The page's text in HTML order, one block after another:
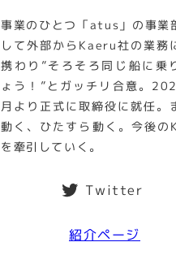
事業のひとつ「atus」の事業
して外部からKaeru社の業務
携わり”そろそろ同じ船に乗
ょう！”とガッチリ合意。
月より正式に取締役に就任。
動く、ひたすら動く。今後
を牽引していく。
Twitter
紹介ページ